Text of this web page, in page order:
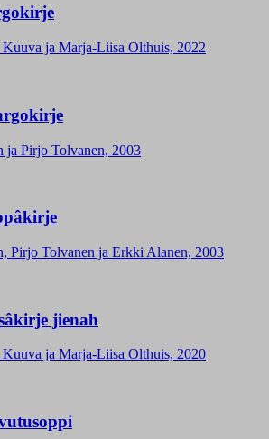
Kuuva ja Marja-Liisa Olthuis, 2022
ja Pirjo Tolvanen, 2003
Pirjo Tolvanen ja Erkki Alanen, 2003
jienah
Kuuva ja Marja-Liisa Olthuis, 2020